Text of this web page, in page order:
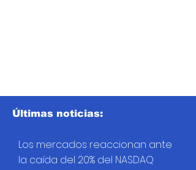
Últimas noticias:
Los mercados reaccionan ante
la caída del 20% del NASDAQ